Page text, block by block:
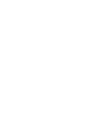
Jesús
pleno de
en la
Además, el
que el PP ceda a